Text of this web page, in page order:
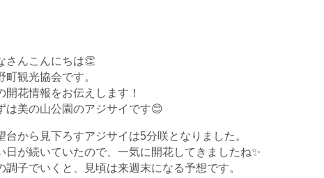
さんこんにちは👏
町観光協会です。
開花情報をお伝えします！
は美の山公園のアジサイです😊
台から見下ろすアジサイは5分咲となりました。
日が続いていたので、一気に開花してきましたね✨
調子でいくと、見頃は来週末になる予想です。